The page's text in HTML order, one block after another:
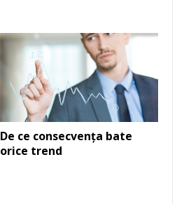
De ce consecvența bate
orice trend